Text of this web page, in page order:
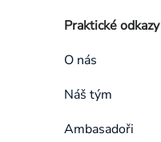
Praktické odkazy
O nás
Náš tým
Ambasadoři